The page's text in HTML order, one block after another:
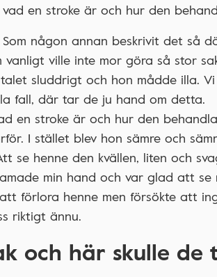
en stroke är och hur den
någon annan beskrivit det så
vanligt ville inte mor göra så stor
sluddrigt och hon mådde illa.
fall, där tar de ju hand om detta.
en stroke är och hur den
I stället blev hon sämre och
se henne den kvällen, liten och
min hand och var glad att
förlora henne men försökte att
riktigt ännu.
och här skulle de